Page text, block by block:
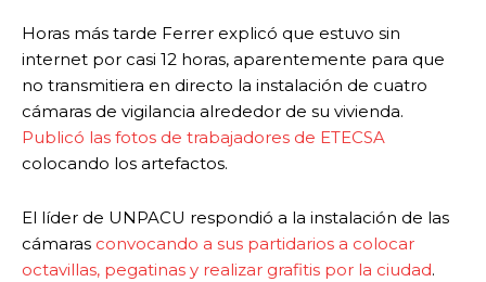
Horas más tarde Ferrer explicó que estuvo sin
internet por casi 12 horas, aparentemente para que
no transmitiera en directo la instalación de cuatro
cámaras de vigilancia alrededor de su vivienda.
Publicó las fotos de trabajadores de ETECSA
colocando los artefactos.
El líder de UNPACU respondió a la instalación de las
cámaras convocando a sus partidarios a colocar
octavillas, pegatinas y realizar grafitis por la ciudad.